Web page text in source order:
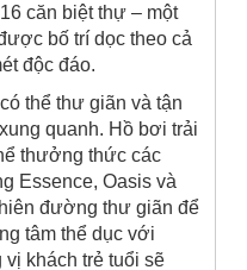
căn biệt thự – một
bố trí dọc theo cả
độc đáo.
thể thư giãn và tận
quanh. Hồ bơi trải
thưởng thức các
Essence, Oasis và
đường thư giãn để
tâm thể dục với
khách trẻ tuổi sẽ